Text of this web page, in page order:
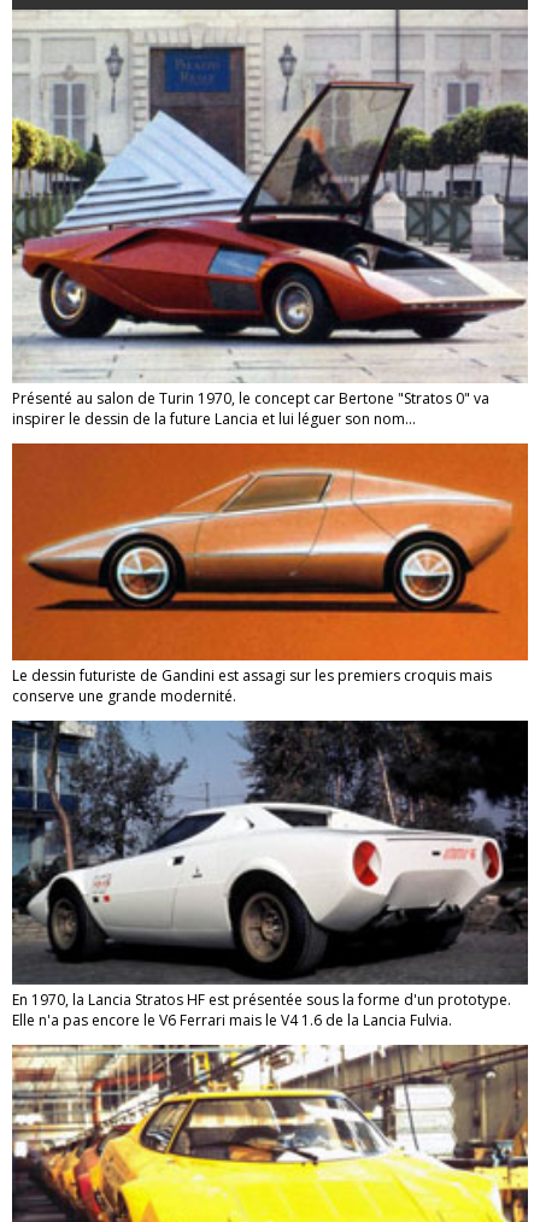
Présenté au salon de Turin 1970, le concept car Bertone "Stratos 0" va
inspirer le dessin de la future Lancia et lui léguer son nom...
Le dessin futuriste de Gandini est assagi sur les premiers croquis mais
conserve une grande modernité.
En 1970, la Lancia Stratos HF est présentée sous la forme d'un prototype.
Elle n'a pas encore le V6 Ferrari mais le V4 1.6 de la Lancia Fulvia.